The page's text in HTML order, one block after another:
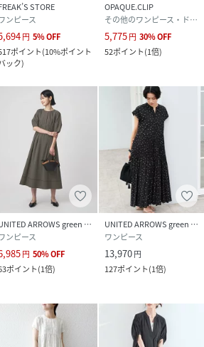
STORE
ンピース
円 5%OFF
ポイント(10%ポイント
ック)
OPAQUE.CLIP
その他のワンピース・ドレス
5,775円 30%OFF
52ポイント(1倍)
UNITED ARROWS green label relaxing
ンピース
円 50%OFF
ポイント(1倍)
UNITED ARROWS green label relaxing
ワンピース
13,970円
127ポイント(1倍)